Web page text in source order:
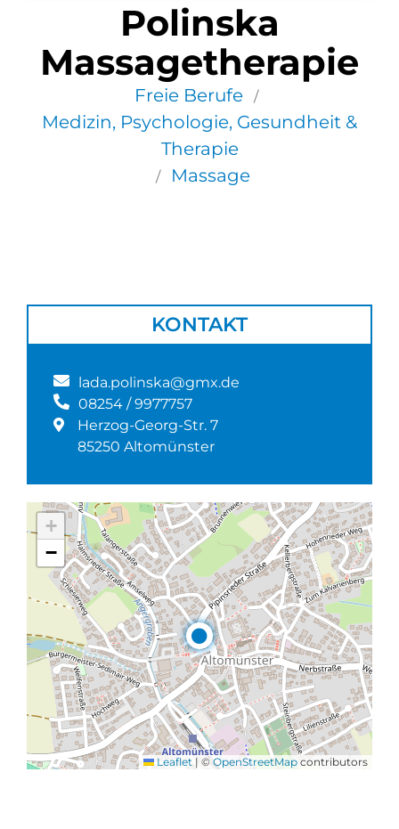
Polinska
Massagetherapie
Freie Berufe /
Medizin, Psychologie, Gesundheit &
Therapie
/ Massage
KONTAKT
lada.polinska@gmx.de
08254 / 9977757
Herzog-Georg-Str. 7
85250 Altomünster
+
−
Leaflet | ©OpenStreetMap contributors